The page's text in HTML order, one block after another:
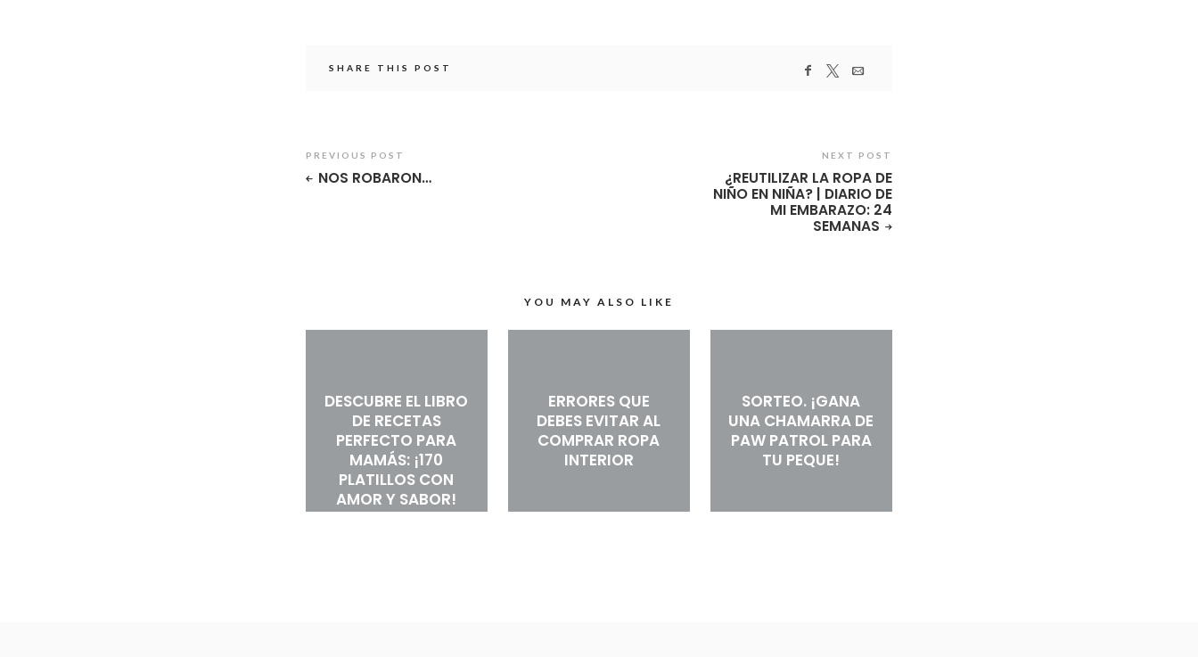
SHARE THIS POST
PREVIOUS POST
NOS ROBARON…
NEXT POST
¿REUTILIZAR LA ROPA DE
NIÑO EN NIÑA? | DIARIO DE
MI EMBARAZO: 24
SEMANAS
YOU MAY ALSO LIKE
DESCUBRE EL LIBRO
DE RECETAS
PERFECTO PARA
MAMÁS: ¡170
PLATILLOS CON
AMOR Y SABOR!
ERRORES QUE
DEBES EVITAR AL
COMPRAR ROPA
INTERIOR
SORTEO. ¡GANA
UNA CHAMARRA DE
PAW PATROL PARA
TU PEQUE!